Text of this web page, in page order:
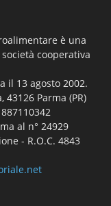
è una
cooperativa
il 13 agosto 2002.
43126 Parma (PR)
al n° 24929
- R.O.C. 4843